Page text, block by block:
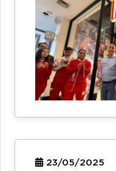
23/05/2025